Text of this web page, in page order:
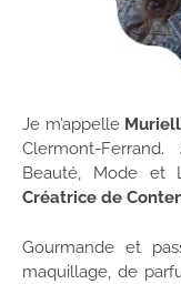
Je m’appelle
Clermont-
Beauté, Mode et
Créatrice de
Gourmande et
maquillage, de